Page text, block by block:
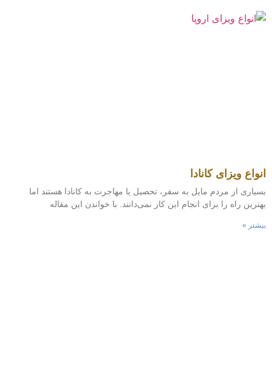
ویزای کانادا
از مردم مایل به سفر، تحصیل یا مهاجرت به کانادا هستند اما
راه را برای انجام این کار نمی‌دانند. با خواندن این مقاله
»